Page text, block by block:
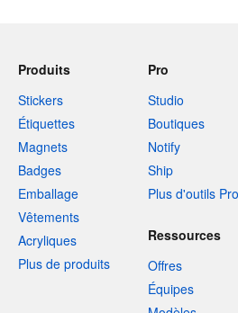
Produits
Stickers
Étiquettes
Magnets
Badges
Emballage
Vêtements
Acryliques
Plus de produits
Pro
Studio
Boutiques
Notify
Ship
Plus d'outils Pro
Ressources
Offres
Équipes